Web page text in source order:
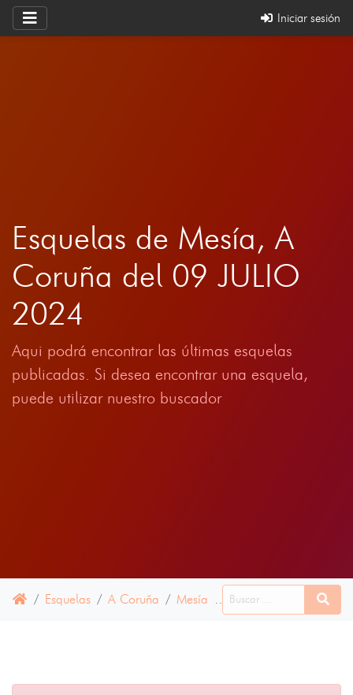
Iniciar sesión
Esquelas de Mesía, A
Coruña del 09 JULIO
2024
Aqui podrá encontrar las últimas esquelas
publicadas. Si desea encontrar una esquela,
puede utilizar nuestro buscador
Esquelas A Coruña Mesía 09 JULIO 2024